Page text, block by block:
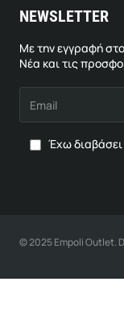
NEWSLETTER
Με την εγγραφή
Νέα και τις
Έχω διαβάσει
© 2025 Empoli Outlet.